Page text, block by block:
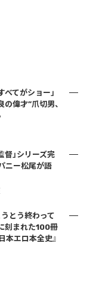
べてがショー」
偉才”爪切男、
督」シリーズ完
ニー松尾が語
とう終わって
刻まれた100冊
本エロ本全史』